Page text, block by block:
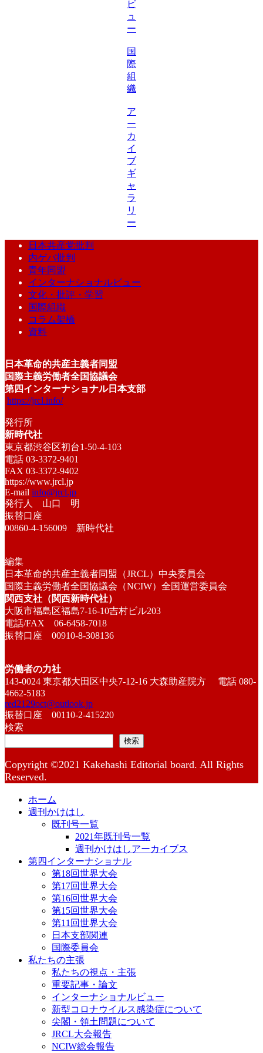
ビ
ュ
ー
国
際
組
織
ア
ー
カ
イ
ブ
ギ
ャ
ラ
リ
ー
日本共産党批判
内ゲバ批判
青年同盟
インターナショナルビュー
文化・批評・学習
国際組織
コラム架橋
資料
日本革命的共産主義者同盟
国際主義労働者全国協議会
第四インターナショナル日本支部
https://jrcl.info/
発行所
新時代社
東京都渋谷区初台1-50-4-103
電話 03-3372-9401
FAX 03-3372-9402
https://www.jrcl.jp
E-mail info@jrcl.jp
発行人 山口 明
振替口座
00860-4-156009 新時代社
編集
日本革命的共産主義者同盟（JRCL）中央委員会
国際主義労働者全国協議会（NCIW）全国運営委員会
関西支社（関西新時代社）
大阪市福島区福島7-16-10吉村ビル203
電話/FAX 06-6458-7018
振替口座 00910-8-308136
労働者の力社
143-0024 東京都大田区中央7-12-16 大森助産院方 電話 080-
4662-5183
red2129oct@outlook.jp
振替口座 00110-2-415220
検索
検索
Copyright ©2021 Kakehashi Editorial board. All Rights
Reserved.
ホーム
週刊かけはし
既刊号一覧
2021年既刊号一覧
週刊かけはしアーカイブス
第四インターナショナル
第18回世界大会
第17回世界大会
第16回世界大会
第15回世界大会
第11回世界大会
日本支部関連
国際委員会
私たちの主張
私たちの視点・主張
重要記事・論文
インターナショナルビュー
新型コロナウイルス感染症について
尖閣・領土問題について
JRCL大会報告
NCIW総会報告